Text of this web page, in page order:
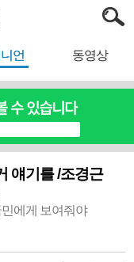
언 동영상
얘기를 /조경근
에게 보여줘야